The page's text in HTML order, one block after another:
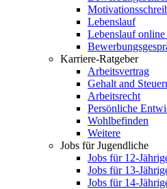
Lebenslauf
Lebenslauf online
Karriere-Ratgeber
Arbeitsvertrag
Gehalt and
Arbeitsrecht
Persönliche
Wohlbefinden
Weitere
Jobs für Jugendliche
Jobs für 12-
Jobs für 13-
Jobs für 14-